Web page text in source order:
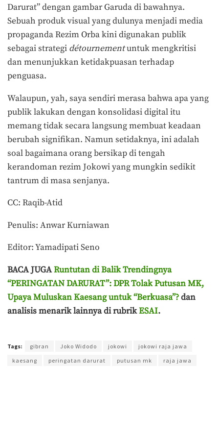
Darurat” dengan gambar Garuda di bawahnya.
Sebuah produk visual yang dulunya menjadi media
propaganda Rezim Orba kini digunakan publik
sebagai strategi détournementuntuk mengkritisi
dan menunjukkan ketidakpuasan terhadap
penguasa.
Walaupun, yah, saya sendiri merasa bahwa apa yang
publik lakukan dengan konsolidasi digital itu
memang tidak secara langsung membuat keadaan
berubah signifikan. Namun setidaknya, ini adalah
soal bagaimana orang bersikap di tengah
kerandoman rezim Jokowi yang mungkin sedikit
tantrum di masa senjanya.
CC: Raqib-Atid
Penulis: Anwar Kurniawan
Editor: Yamadipati Seno
BACA JUGARuntutan di Balik Trendingnya
“PERINGATAN DARURAT”: DPR Tolak Putusan MK,
Upaya Muluskan Kaesang untuk “Berkuasa”?dan
analisis menarik lainnya di rubrikESAI.
Tags: gibran Joko Widodo jokowi
jokowi raja jawa
kaesang
peringatan darurat putusan mk raja jawa